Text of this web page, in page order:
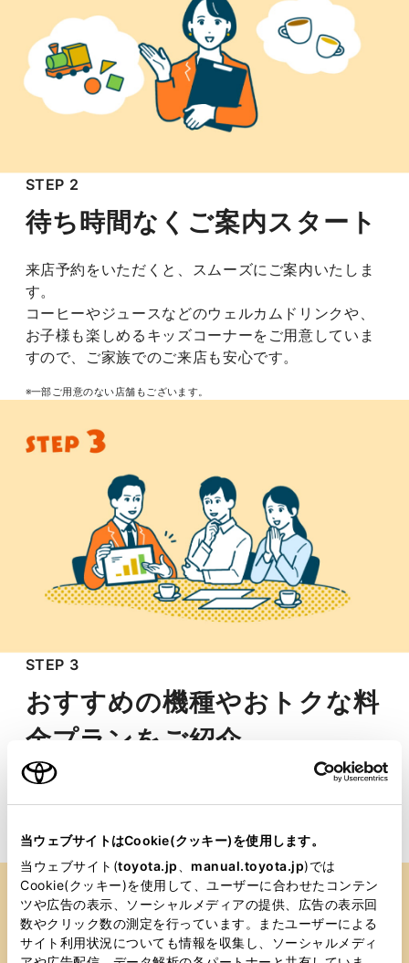
当ウェブサイトはCookie(クッキー)を使用します。
当ウェブサイト(toyota.jp manual.toyota.jp)では
Cookie(クッキー)を使用して、ユーザーに合わせたコンテン
ツや広告の表示、ソーシャルメディアの提供、広告の表示回
数やクリック数の測定を行っています。またユーザーによる
サイト利用状況についても情報を収集し、ソーシャルメディ
STEP 2
待ち時間なくご案内スタート
来店予約をいただくと、スムーズにご案内いたしま
す。
コーヒーやジュースなどのウェルカムドリンクや、
お子様も楽しめるキッズコーナーをご用意していま
すので、ご家族でのご来店も安心です。
※一部ご用意のない店舗もございます。
STEP 3
おすすめの機種やおトクな料
金プランをご紹介
お客様にぴったりの機種やおトクな料金プランをご
案内いたします。
さらに、トヨタならではの特典や、各店舗独自の特
典など、より魅力的な情報もご紹介しています。